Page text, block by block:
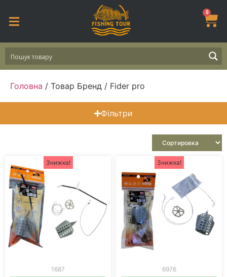
0
Головна / Товар Бренд / Fider pro
Фільтри
Знижка!
1687
Знижка!
6976